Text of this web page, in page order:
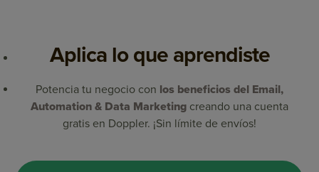
Aplica lo que aprendiste
Potencia tu negocio con los beneficios del Email,
Automation & Data Marketing creando una cuenta
gratis en Doppler. ¡Sin límite de envíos!